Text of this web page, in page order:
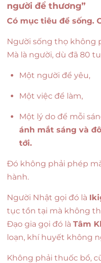
người để thương”
Có mục tiêu để sống.
Người sống thọ không
Mà là người, dù đã 80
Một người để yêu,
Một việc để làm,
Một lý do để mỗi
ánh mắt sáng và
tới.
Đó không phải phép
hành.
Người Nhật gọi đó là
tục tồn tại mà không
Đạo gia gọi đó là Tâm
loạn, khí huyết không
Không phải thuốc bổ,